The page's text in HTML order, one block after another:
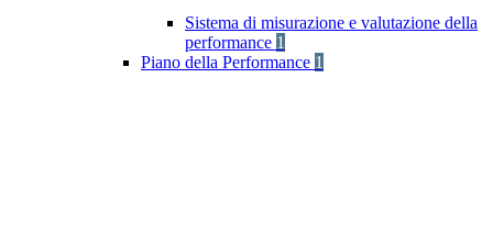
Sistema di misurazione e valutazione della
performance 1
Piano della Performance 1